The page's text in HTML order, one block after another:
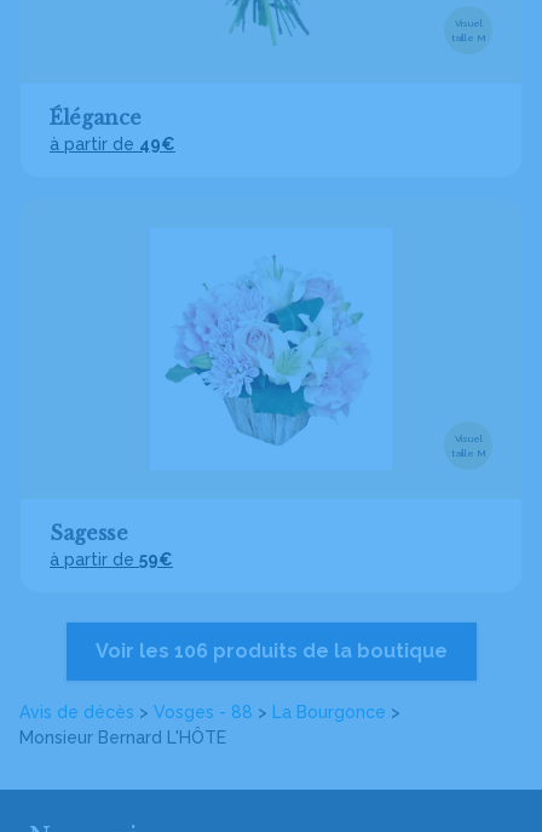
Avis de décès > Vosges - 88 > La Bourgonce >
Monsieur Bernard L'HÔTE
Visuel
taille M
Élégance
à partir de 49€
Visuel
taille M
Sagesse
à partir de 59€
Voir les 106 produits de la boutique